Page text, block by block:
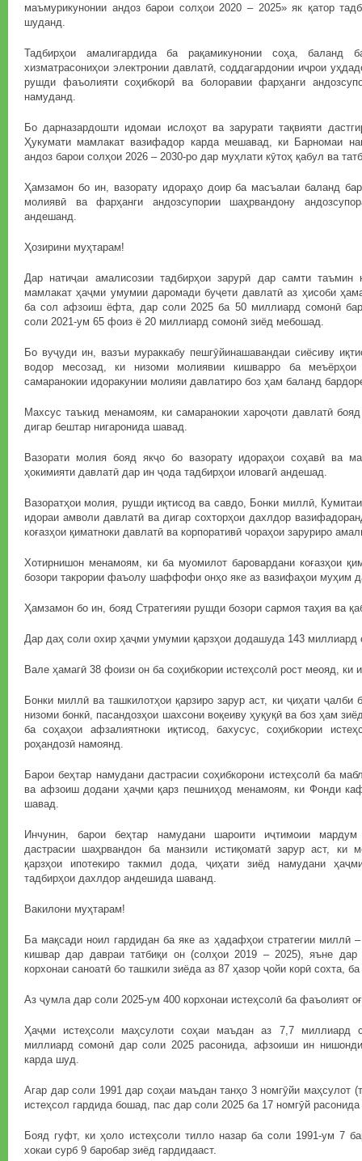
маъмурикунонии андоз барои солҳои 2020 – 2025» як қатор
шуданд.
Тадбирҳои амалигардида ба рақамикунонии соҳа, баланд
хизматрасониҳои электронии давлатӣ, соддагардонии иҷрои
рушди фаъолияти соҳибкорӣ ва болоравии фарҳанги
намуданд.
Бо дарназардошти идомаи ислоҳот ва зарурати тақвияти
Ҳукумати мамлакат вазифадор карда мешавад, ки Барномаи
андоз барои солҳои 2026 – 2030-ро дар муҳлати кӯтоҳ қабул ва
Ҳамзамон бо ин, вазорату идораҳо доир ба масъалаи баланд
молиявӣ ва фарҳанги андозсупории шаҳрвандону
андешанд.
Ҳозирини муҳтарам!
Дар натиҷаи амалисозии тадбирҳои зарурӣ дар самти таъмин
мамлакат ҳаҷми умумии даромади буҷети давлатӣ аз ҳисоби
ба сол афзоиш ёфта, дар соли 2025 ба 50 миллиард сомонӣ
соли 2021-ум 65 фоиз ё 20 миллиард сомонӣ зиёд мебошад.
Бо вуҷуди ин, вазъи мураккабу пешгӯйинашавандаи сиёсиву
водор месозад, ки низоми молиявии кишварро ба
самаранокии идоракунии молияи давлатиро боз ҳам баланд
Махсус таъкид менамоям, ки самаранокии хароҷоти давлатӣ
дигар бештар нигаронида шавад.
Вазорати молия бояд якҷо бо вазорату идораҳои соҳавӣ ва
ҳокимияти давлатӣ дар ин ҷода тадбирҳои иловагӣ андешад.
Вазоратҳои молия, рушди иқтисод ва савдо, Бонки миллӣ,
идораи амволи давлатӣ ва дигар сохторҳои дахлдор
коғазҳои қиматноки давлатӣ ва корпоративӣ чораҳои заруриро
Хотирнишон менамоям, ки ба муомилот баровардани коғазҳои
бозори такрории фаъолу шаффофи онҳо яке аз вазифаҳои муҳим
Ҳамзамон бо ин, бояд Стратегияи рушди бозори сармоя таҳия ва
Дар даҳ соли охир ҳаҷми умумии қарзҳои додашуда 143 миллиард
Вале ҳамагӣ 38 фоизи он ба соҳибкории истеҳсолӣ рост меояд, ки
Бонки миллӣ ва ташкилотҳои қарзиро зарур аст, ки ҷиҳати ҷалби
низоми бонкӣ, пасандозҳои шахсони воқеиву ҳуқуқӣ ва боз ҳам
ба соҳаҳои афзалиятноки иқтисод, бахусус, соҳибкории
роҳандозӣ намоянд.
Барои беҳтар намудани дастрасии соҳибкорони истеҳсолӣ ба
ва афзоиш додани ҳаҷми қарз пешниҳод менамоям, ки Фонди
шавад.
Инчунин, барои беҳтар намудани шароити иҷтимоии мардум
дастрасии шаҳрвандон ба манзили истиқоматӣ зарур аст, ки
қарзҳои ипотекиро такмил дода, ҷиҳати зиёд намудани
тадбирҳои дахлдор андешида шаванд.
Вакилони муҳтарам!
Ба мақсади ноил гардидан ба яке аз ҳадафҳои стратегии миллӣ –
кишвар дар давраи татбиқи он (солҳои 2019 – 2025), яъне
корхонаи саноатӣ бо ташкили зиёда аз 87 ҳазор ҷойи корӣ сохта,
Аз ҷумла дар соли 2025-ум 400 корхонаи истеҳсолӣ ба фаъолият
Ҳаҷми истеҳсоли маҳсулоти соҳаи маъдан аз 7,7 миллиард
миллиард сомонӣ дар соли 2025 расонида, афзоиши ин
карда шуд.
Агар дар соли 1991 дар соҳаи маъдан танҳо 3 номгӯйи маҳсулот
истеҳсол гардида бошад, пас дар соли 2025 ба 17 номгӯй
Бояд гуфт, ки ҳоло истеҳсоли тилло назар ба соли 1991-ум 7
хокаи сурб 9 баробар зиёд гардидааст.